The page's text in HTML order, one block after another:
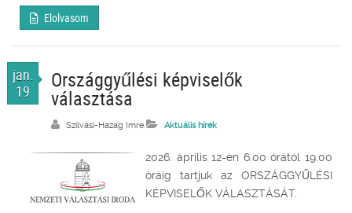
Elolvasom
jan.
19
Országgyűlési képviselők
választása
Szilvási-Hazag Imre Aktuális hírek
2026. április 12-én 6.00 órától 19.00
óráig tartjuk az ORSZÁGGYŰLÉSI
KÉPVISELŐK VÁLASZTÁSÁT.